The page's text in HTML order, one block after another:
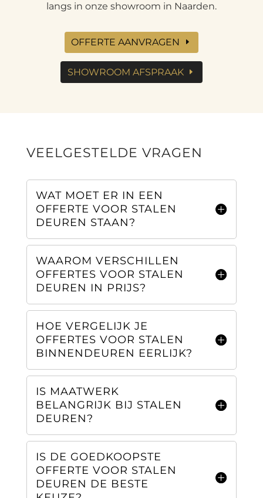
langs in onze showroom in Naarden.
OFFERTE AANVRAGEN
SHOWROOM AFSPRAAK
VEELGESTELDE VRAGEN
WAT MOET ER IN EEN
OFFERTE VOOR STALEN
DEUREN STAAN?
WAAROM VERSCHILLEN
OFFERTES VOOR STALEN
DEUREN IN PRIJS?
HOE VERGELIJK JE
OFFERTES VOOR STALEN
BINNENDEUREN EERLIJK?
IS MAATWERK
BELANGRIJK BIJ STALEN
DEUREN?
IS DE GOEDKOOPSTE
OFFERTE VOOR STALEN
DEUREN DE BESTE